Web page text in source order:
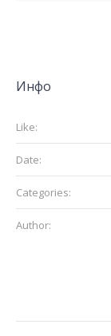
Инфо
Like:
Date:
Categories:
Author: